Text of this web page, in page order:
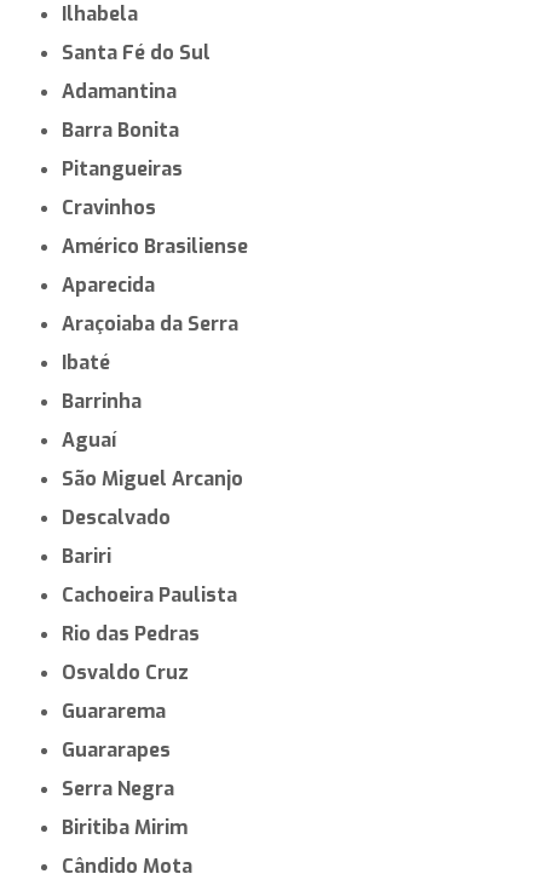
Ilhabela
Santa Fé do Sul
Adamantina
Barra Bonita
Pitangueiras
Cravinhos
Américo Brasiliense
Aparecida
Araçoiaba da Serra
Ibaté
Barrinha
Aguaí
São Miguel Arcanjo
Descalvado
Bariri
Cachoeira Paulista
Rio das Pedras
Osvaldo Cruz
Guararema
Guararapes
Serra Negra
Biritiba Mirim
Cândido Mota